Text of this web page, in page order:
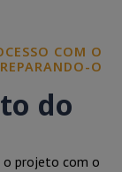
COM O
O
do
o projeto com o